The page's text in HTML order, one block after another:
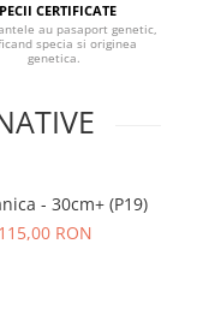
CERTIFICATE
au pasaport genetic,
specia si originea
genetica.
- 30cm+ (P19)
115,00 RON